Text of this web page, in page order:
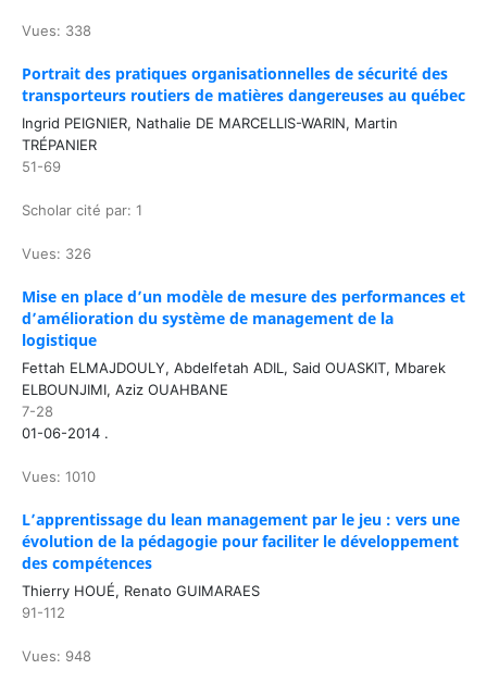
Vues: 338
Portrait des pratiques organisationnelles de sécurité des
transporteurs routiers de matières dangereuses au québec
Ingrid PEIGNIER, Nathalie DE MARCELLIS-WARIN, Martin
TRÉPANIER
51-69
Scholar cité par: 1
Vues: 326
Mise en place d’un modèle de mesure des performances et
d’amélioration du système de management de la
logistique
Fettah ELMAJDOULY, Abdelfetah ADIL, Said OUASKIT, Mbarek
ELBOUNJIMI, Aziz OUAHBANE
7-28
01-06-2014 .
Vues: 1010
L’apprentissage du lean management par le jeu : vers une
évolution de la pédagogie pour faciliter le développement
des compétences
Thierry HOUÉ, Renato GUIMARAES
91-112
Vues: 948